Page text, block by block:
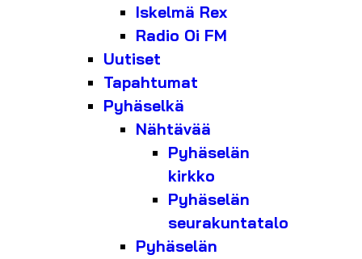
Iskelmä Rex
Radio Oi FM
Uutiset
Tapahtumat
Pyhäselkä
Nähtävää
Pyhäselän
kirkko
Pyhäselän
seurakuntatalo
Pyhäselän